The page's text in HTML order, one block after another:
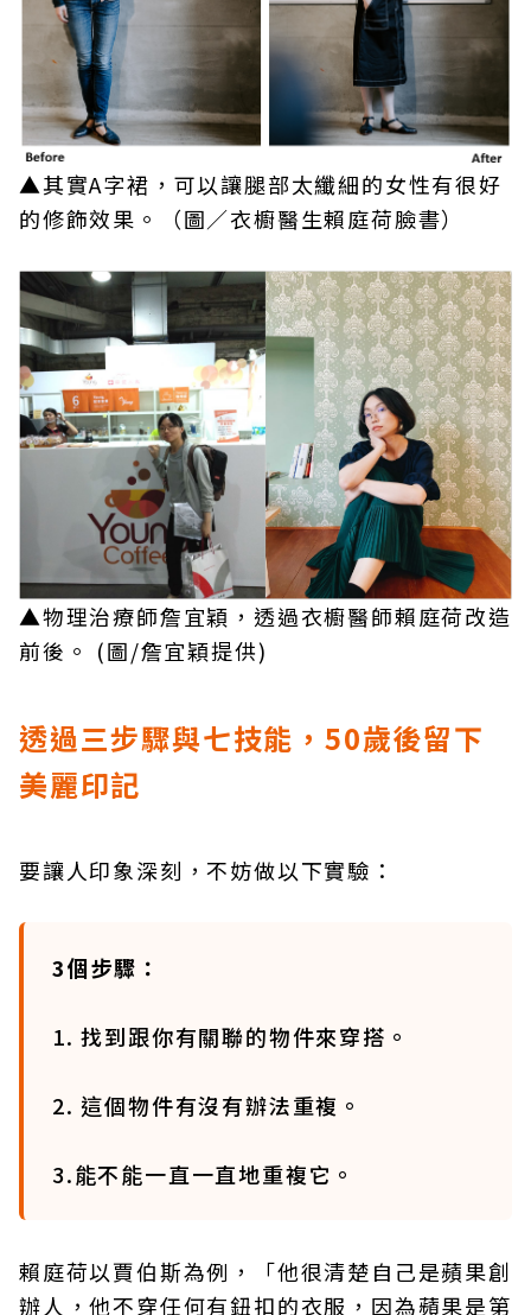
▲其實A字裙，可以讓腿部太纖細的女性有很好
的修飾效果。（圖／衣櫥醫生賴庭荷臉書）
▲物理治療師詹宜穎，透過衣櫥醫師賴庭荷改造
前後。 (圖/詹宜穎提供)
透過三步驟與七技能，50歲後留下
美麗印記
要讓人印象深刻，不妨做以下實驗：
3個步驟：
1. 找到跟你有關聯的物件來穿搭。
2. 這個物件有沒有辦法重複。
3.能不能一直一直地重複它。
賴庭荷以賈伯斯為例，「他很清楚自己是蘋果創
辦人，他不穿任何有鈕扣的衣服，因為蘋果是第